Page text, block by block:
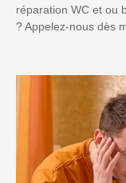
réparation WC et ou
? Appelez-nous dès